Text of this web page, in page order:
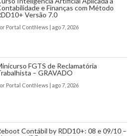
e Finanças com Método
Versão 7.0
Portal ContNews | ago 7, 2026
FGTS de Reclamatória
– GRAVADO
Portal ContNews | ago 7, 2026
Contábil by RDD10+: 08 e 09/10 –